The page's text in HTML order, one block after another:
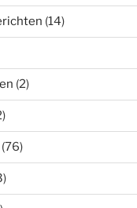
(14)
(2)
(76)